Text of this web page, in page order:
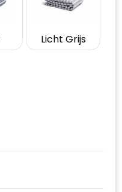
Licht Grijs